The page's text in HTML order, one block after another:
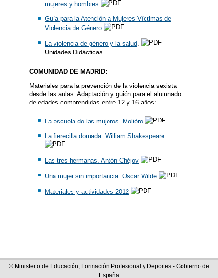
mujeres y hombres
Guía para la Atención a Mujeres Víctimas de
Violencia de Género
La violencia de género y la salud.
Unidades Didácticas
COMUNIDAD DE MADRID:
Materiales para la prevención de la violencia sexista
desde las aulas. Adaptación y guión para el alumnado
de edades comprendidas entre 12 y 16 años:
La escuela de las mujeres. Molière
La fierecilla domada. William Shakespeare
Las tres hermanas. Antón Chéjov
Una mujer sin importancia. Oscar Wilde
Materiales y actividades 2012
© Ministerio de Educación, Formación Profesional y Deportes - Gobierno de
España